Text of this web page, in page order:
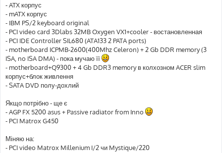
о
л
е
н
я
- ATX корпус
- mATX корпус
- IBM PS/2 keyboard original
- PCI video card 3Dlabs 32MB Oxygen VX1+cooler - востановленная
- PCI IDE Controller SIL680 (ATA133 2 PATA ports)
- motherboard ICPMB-2600(400Mhz Celeron) + 2 Gb DDR memory (3
ISA, no ISA DMA) - пока мучаю її
- motherboard+Q9300 + 4 Gb DDR3 memory в колхозном ACER slim
корпус+блок живлення
- SATA DVD полу-дохлий
Якщо потрібно - ще є
- AGP FX 5200 asus + Passive radiator from Inno
- PCI Matrox G450
Міняю на:
- PCI video Matrox Millenium I/2 чи Mystique/220